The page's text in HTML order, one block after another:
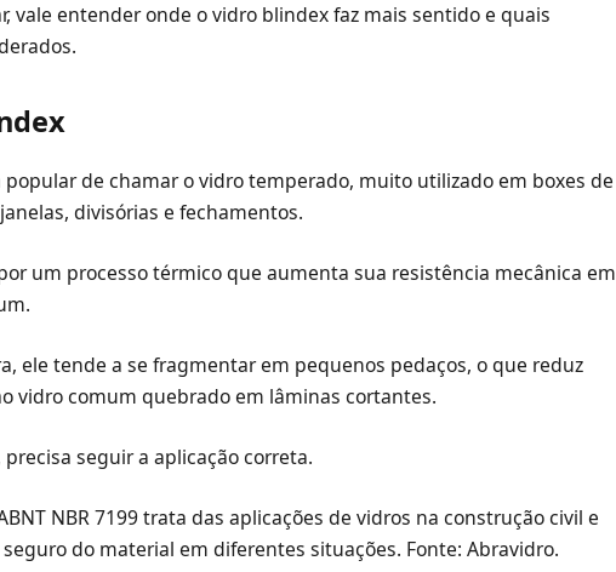
vale entender onde o vidro blindex faz mais sentido e quais
de chamar o vidro temperado, muito utilizado em boxes de
divisórias e fechamentos.
um processo térmico que aumenta sua resistência mecânica em
ele tende a se fragmentar em pequenos pedaços, o que reduz
vidro comum quebrado em lâminas cortantes.
seguir a aplicação correta.
NBR 7199 trata das aplicações de vidros na construção civil e
do material em diferentes situações. Fonte: Abravidro.